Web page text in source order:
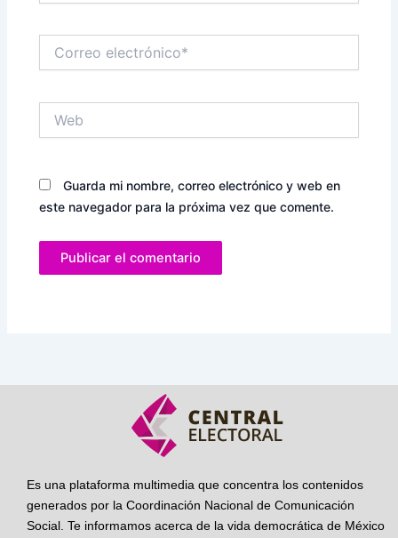
electrónico*
Guarda mi nombre, correo electrónico y web en
este navegador para la próxima vez que comente.
Es una plataforma multimedia que concentra los contenidos
generados por la Coordinación Nacional de Comunicación
Social. Te informamos acerca de la vida democrática de México